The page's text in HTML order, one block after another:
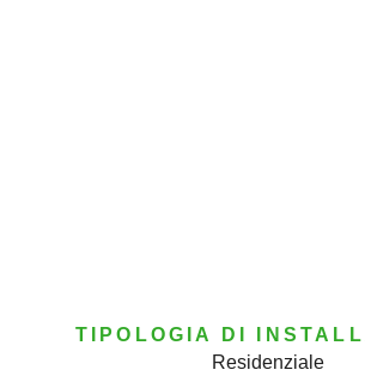
TIPOLOGIA DI
Residenziale